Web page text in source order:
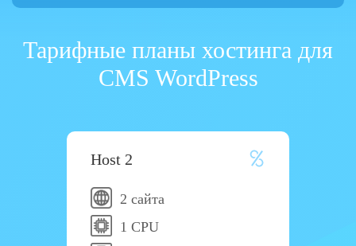
Тарифные планы хостинга для
CMS WordPress
Host 2
2 сайта
1 CPU